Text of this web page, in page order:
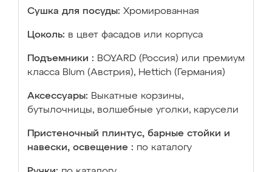
Сушка для посуды: Хромированная
Цоколь: в цвет фасадов или корпуса
Подъемники : BOYARD (Россия) или премиум
класса Blum (Австрия), Hettich (Германия)
Аксессуары: Выкатные корзины,
бутылочницы, волшебные уголки, карусели
Пристеночный плинтус, барные стойки и
навески, освещение : по каталогу